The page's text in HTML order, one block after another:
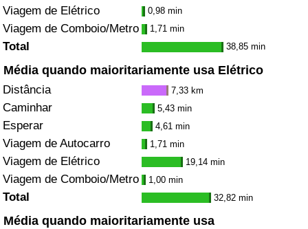
Viagem de Elétrico 0,98 min
Viagem de Comboio/Metro 1,71 min
Total 38,85 min
Média quando maioritariamente usa Elétrico
Distância 7,33 km
Caminhar 5,43 min
Esperar 4,61 min
Viagem de Autocarro 1,71 min
Viagem de Elétrico 19,14 min
Viagem de Comboio/Metro 1,00 min
Total 32,82 min
Média quando maioritariamente usa